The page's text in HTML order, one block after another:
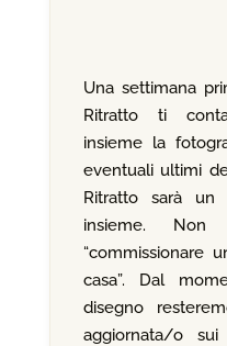
Una settimana
Ritratto ti
insieme la
eventuali ultimi
Ritratto sarà un
insieme.
“commissionare
casa”. Dal
disegno
aggiornata/o